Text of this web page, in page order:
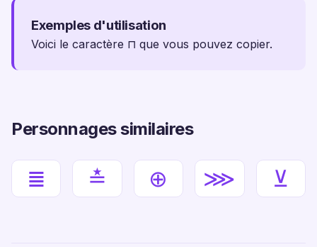
Exemples d'utilisation
Voici le caractère ⊓ que vous pouvez copier.
Personnages similaires
≣ ≛ ⊕ ⋙ ⊻